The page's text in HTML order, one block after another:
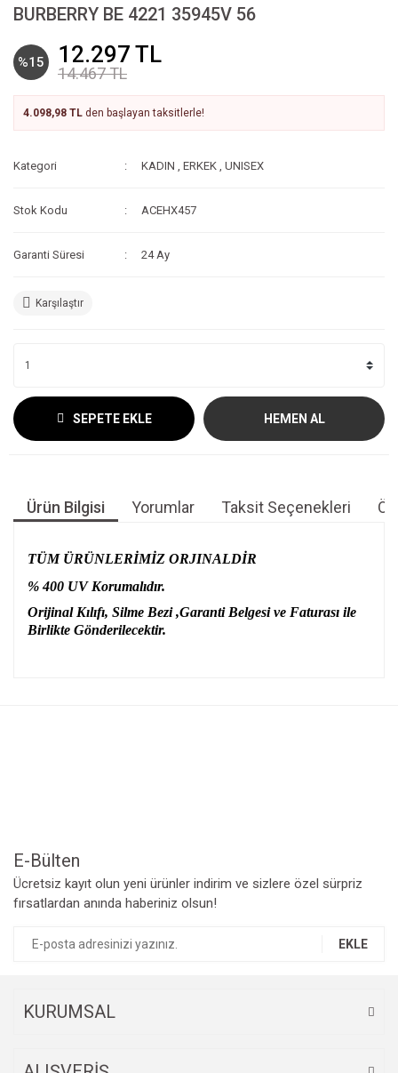
BURBERRY BE 4221 35945V 56
%15 12.297 TL
14.467 TL
4.098,98 TL den başlayan taksitlerle!
Kategori KADIN ,ERKEK ,UNISEX
Stok Kodu ACEHX457
Garanti Süresi 24 Ay
Karşılaştır
SEPETE EKLE HEMEN AL
Ürün Bilgisi Yorumlar Taksit Seçenekleri
TÜM ÜRÜNLERİMİZ ORJINALDİR
% 400 UV Korumalıdır.
Orijinal Kılıfı, Silme Bezi ,Garanti Belgesi ve Faturası ile
Birlikte Gönderilecektir.
E-Bülten
Ücretsiz kayıt olun yeni ürünler indirim ve sizlere özel sürpriz
fırsatlardan anında haberiniz olsun!
EKLE
KURUMSAL